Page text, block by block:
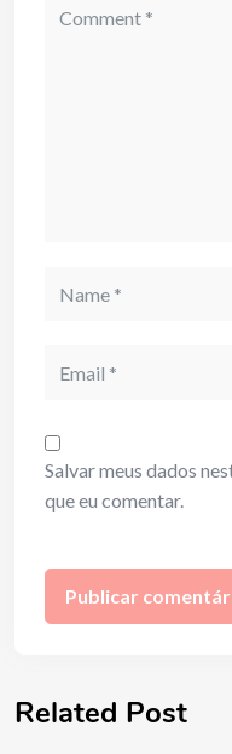
Comment
Salvar meus dados
que eu comentar.
Related Post